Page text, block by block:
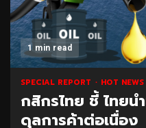
1 min read
SPECIAL REPORT HOT NEWS
กสิกรไทย ชี้ ไทยน
ดุลการค้าต่อเนื่อง